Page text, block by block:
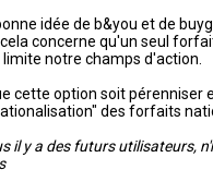
idée de b&you et de
concerne qu'un seul
notre champs d'action.
cette option soit pérenniser
des forfaits
il y a des futurs utilisateurs,